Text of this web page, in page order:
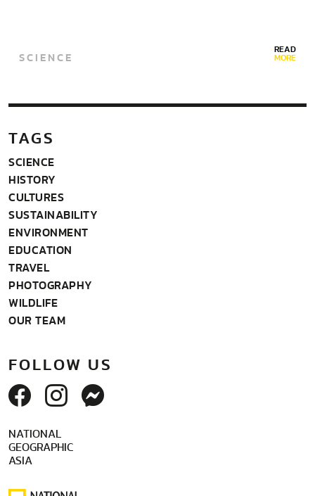
SCIENCE READ
MORE
TAGS
SCIENCE
HISTORY
CULTURES
SUSTAINABILITY
ENVIRONMENT
EDUCATION
TRAVEL
PHOTOGRAPHY
WILDLIFE
OUR TEAM
FOLLOW US
NATIONAL
GEOGRAPHIC
ASIA